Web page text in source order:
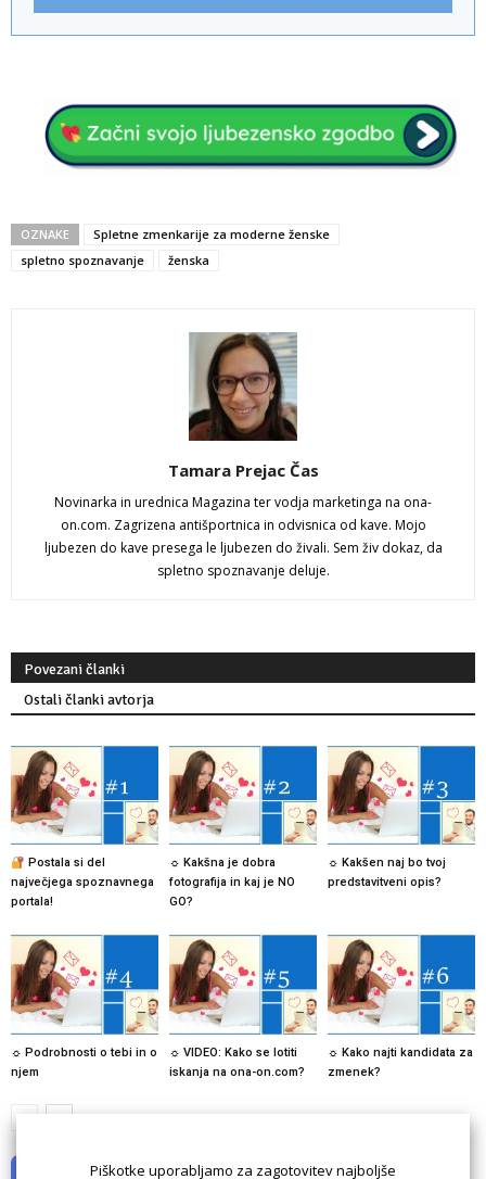
OZNAKE
Spletne zmenkarije za moderne ženske
spletno spoznavanje
ženska
Tamara Prejac Čas
Novinarka in urednica Magazina ter vodja marketinga na ona-
on.com. Zagrizena antišportnica in odvisnica od kave. Mojo
ljubezen do kave presega le ljubezen do živali. Sem živ dokaz, da
spletno spoznavanje deluje.
Povezani članki
Ostali članki avtorja
Postala si del
največjega spoznavnega
portala!
☼ Kakšna je dobra
fotografija in kaj je NO
GO?
☼ Kakšen naj bo tvoj
predstavitveni opis?
☼ Podrobnosti o tebi in o
njem
☼ VIDEO: Kako se lotiti
iskanja na ona-on.com?
☼ Kako najti kandidata za
zmenek?
NI KOMENTARJEV
Piškotke uporabljamo za zagotovitev najboljše